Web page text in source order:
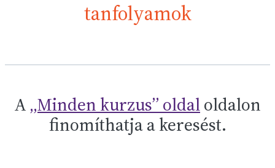
tanfolyamok
A „Minden kurzus” oldaloldalon
finomíthatja a keresést.